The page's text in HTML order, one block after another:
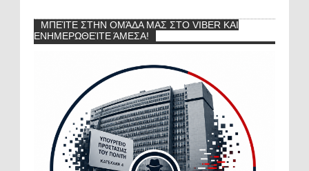
ΜΠΕΊΤΕ ΣΤΗΝ ΟΜΆΔΑ ΜΑΣ ΣΤΟ VIBER ΚΑΙ
ΕΝΗΜΕΡΩΘΕΊΤΕ ΆΜΕΣΑ!